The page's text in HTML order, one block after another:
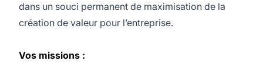
dans un souci permanent de maximisation de la
création de valeur pour l’entreprise.
Vos missions :